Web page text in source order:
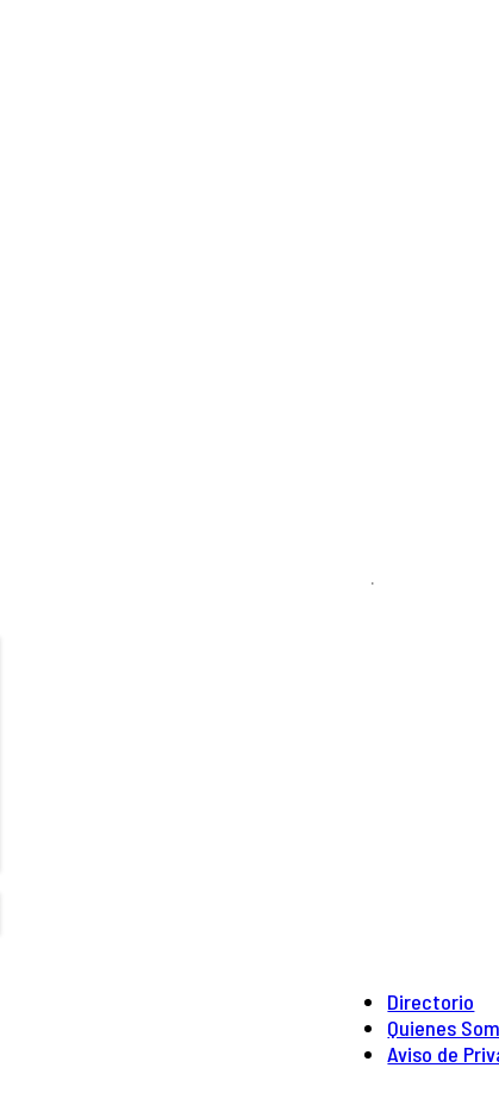
.
Directorio
Quienes
Aviso de